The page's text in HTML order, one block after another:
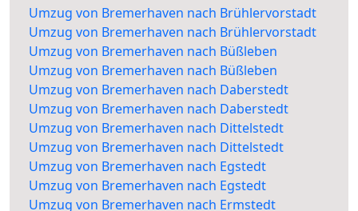
Umzug von Bremerhaven nach Brühlervorstadt
Umzug von Bremerhaven nach Brühlervorstadt
Umzug von Bremerhaven nach Büßleben
Umzug von Bremerhaven nach Büßleben
Umzug von Bremerhaven nach Daberstedt
Umzug von Bremerhaven nach Daberstedt
Umzug von Bremerhaven nach Dittelstedt
Umzug von Bremerhaven nach Dittelstedt
Umzug von Bremerhaven nach Egstedt
Umzug von Bremerhaven nach Egstedt
Umzug von Bremerhaven nach Ermstedt